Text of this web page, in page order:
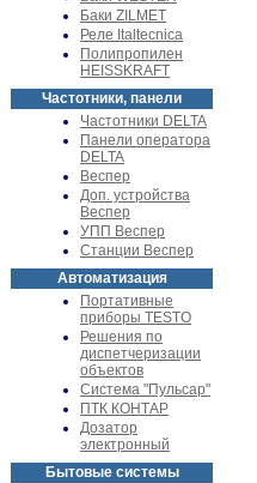
Баки ZILMET
Реле Italtecnica
Полипропилен
HEISSKRAFT
Частотники, панели
Частотники DELTA
Панели оператора
DELTA
Веспер
Доп. устройства
Веспер
УПП Веспер
Станции Веспер
Автоматизация
Портативные
приборы TESTO
Решения по
диспетчеризации
объектов
Система "Пульсар"
ПТК КОНТАР
Дозатор
электронный
Бытовые системы